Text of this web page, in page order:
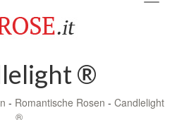
®
- Romantische Rosen - Candlelight
®